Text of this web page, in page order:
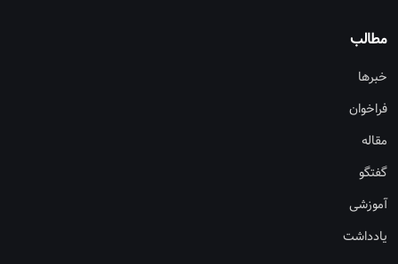
مطالب
خبرها
فراخوان
مقاله
گفتگو
آموزشی
یادداشت